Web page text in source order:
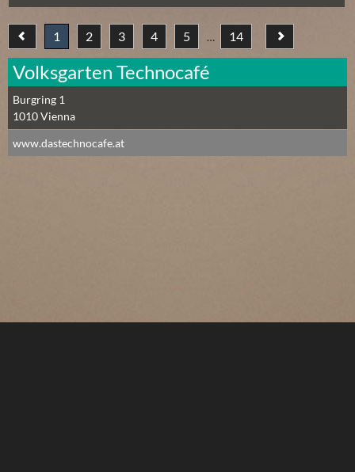
1 2 3 4 5 … 14
Volksgarten Technocafé
Burgring 1
1010Vienna
www.dastechnocafe.at